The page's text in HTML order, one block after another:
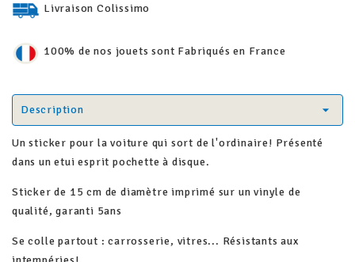
Livraison Colissimo
100% de nos jouets sont Fabriqués en France
Description
Un sticker pour la voiture qui sort de l'ordinaire! Présenté
dans un etui esprit pochette à disque.
Sticker de 15 cm de diamètre imprimé sur un vinyle de
qualité, garanti 5ans
Se colle partout : carrosserie, vitres... Résistants aux